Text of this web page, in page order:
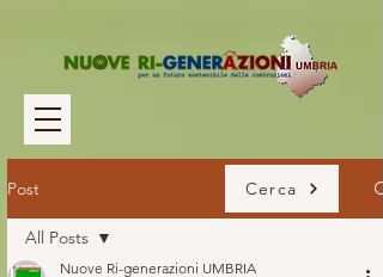
Post
All Posts
Nuove Ri-generazioni UMBRIA
Cerca